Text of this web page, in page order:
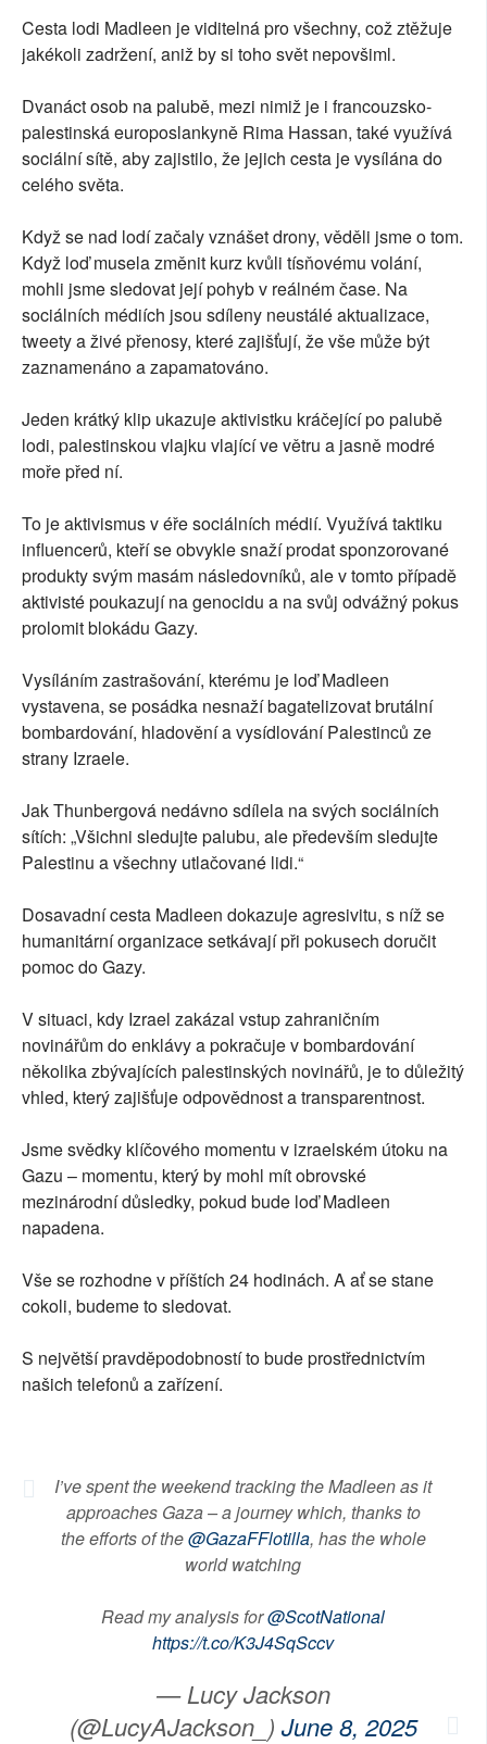
Cesta lodi Madleen je viditelná pro všechny, což ztěžuje
jakékoli zadržení, aniž by si toho svět nepovšiml.
Dvanáct osob na palubě, mezi nimiž je i francouzsko-
palestinská europoslankyně Rima Hassan, také využívá
sociální sítě, aby zajistilo, že jejich cesta je vysílána do
celého světa.
Když se nad lodí začaly vznášet drony, věděli jsme o tom.
Když loď musela změnit kurz kvůli tísňovému volání,
mohli jsme sledovat její pohyb v reálném čase. Na
sociálních médiích jsou sdíleny neustálé aktualizace,
tweety a živé přenosy, které zajišťují, že vše může být
zaznamenáno a zapamatováno.
Jeden krátký klip ukazuje aktivistku kráčející po palubě
lodi, palestinskou vlajku vlající ve větru a jasně modré
moře před ní.
To je aktivismus v éře sociálních médií. Využívá taktiku
influencerů, kteří se obvykle snaží prodat sponzorované
produkty svým masám následovníků, ale v tomto případě
aktivisté poukazují na genocidu a na svůj odvážný pokus
prolomit blokádu Gazy.
Vysíláním zastrašování, kterému je loď Madleen
vystavena, se posádka nesnaží bagatelizovat brutální
bombardování, hladovění a vysídlování Palestinců ze
strany Izraele.
Jak Thunbergová nedávno sdílela na svých sociálních
sítích: „Všichni sledujte palubu, ale především sledujte
Palestinu a všechny utlačované lidi.“
Dosavadní cesta Madleen dokazuje agresivitu, s níž se
humanitární organizace setkávají při pokusech doručit
pomoc do Gazy.
V situaci, kdy Izrael zakázal vstup zahraničním
novinářům do enklávy a pokračuje v bombardování
několika zbývajících palestinských novinářů, je to důležitý
vhled, který zajišťuje odpovědnost a transparentnost.
Jsme svědky klíčového momentu v izraelském útoku na
Gazu – momentu, který by mohl mít obrovské
mezinárodní důsledky, pokud bude loď Madleen
napadena.
Vše se rozhodne v příštích 24 hodinách. A ať se stane
cokoli, budeme to sledovat.
S největší pravděpodobností to bude prostřednictvím
našich telefonů a zařízení.
I’ve spent the weekend tracking the Madleen as it
approaches Gaza – a journey which, thanks to
the efforts of the@GazaFFlotilla, has the whole
world watching
Read my analysis for@ScotNational
https://t.co/K3J4SqSccv
— Lucy Jackson
(@LucyAJackson_) June 8, 2025